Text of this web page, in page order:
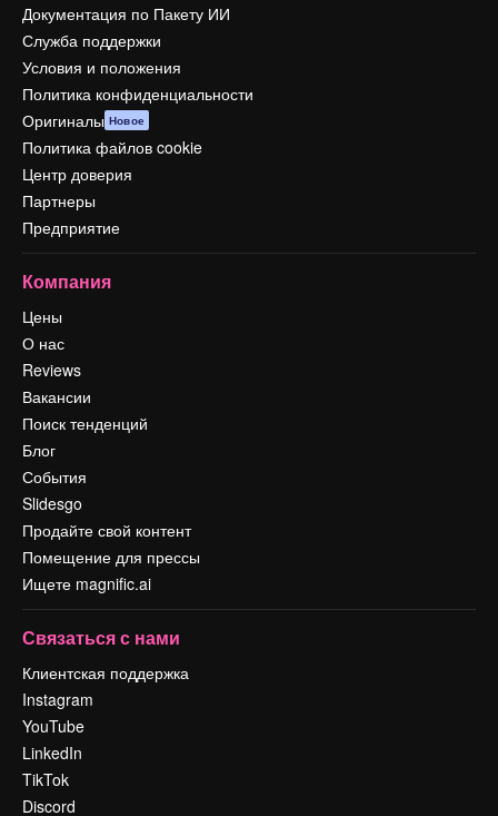
Документация по Пакету ИИ
Служба поддержки
Условия и положения
Политика конфиденциальности
Оригиналы Новое
Политика файлов cookie
Центр доверия
Партнеры
Предприятие
Компания
Цены
О нас
Reviews
Вакансии
Поиск тенденций
Блог
События
Slidesgo
Продайте свой контент
Помещение для прессы
Ищете magnific.ai
Связаться с нами
Клиентская поддержка
Instagram
YouTube
LinkedIn
TikTok
Discord